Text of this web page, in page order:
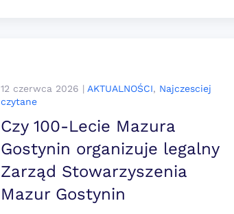
12 czerwca 2026 | AKTUALNOŚCI, Najczesciej
czytane
Czy 100-Lecie Mazura
Gostynin organizuje legalny
Zarząd Stowarzyszenia
Mazur Gostynin